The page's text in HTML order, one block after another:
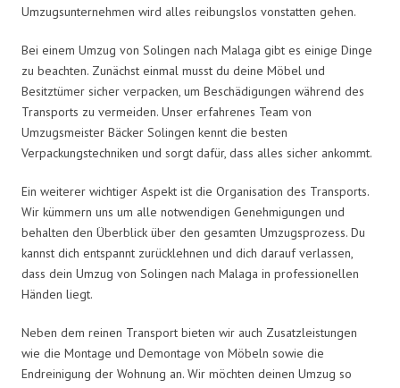
Umzugsunternehmen wird alles reibungslos vonstatten gehen.
Bei einem Umzug von Solingen nach Malaga gibt es einige Dinge
zu beachten. Zunächst einmal musst du deine Möbel und
Besitztümer sicher verpacken, um Beschädigungen während des
Transports zu vermeiden. Unser erfahrenes Team von
Umzugsmeister Bäcker Solingen kennt die besten
Verpackungstechniken und sorgt dafür, dass alles sicher ankommt.
Ein weiterer wichtiger Aspekt ist die Organisation des Transports.
Wir kümmern uns um alle notwendigen Genehmigungen und
behalten den Überblick über den gesamten Umzugsprozess. Du
kannst dich entspannt zurücklehnen und dich darauf verlassen,
dass dein Umzug von Solingen nach Malaga in professionellen
Händen liegt.
Neben dem reinen Transport bieten wir auch Zusatzleistungen
wie die Montage und Demontage von Möbeln sowie die
Endreinigung der Wohnung an. Wir möchten deinen Umzug so